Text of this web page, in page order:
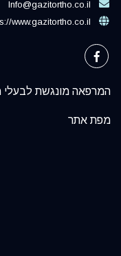
Info@gazitortho.co.il
www.gazitortho.co.il
המרפאה מונגשת לבעלי
מפת אתר